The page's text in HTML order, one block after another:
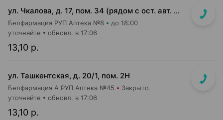
ул. Чкалова, д. 17, пом. 34 (рядом с ост. авт. №100)
Белфармация РУП Аптека №8 до 18:00
13,10 р.
уточняйте обновл. в 17:06
ул. Ташкентская, д. 20/1, пом. 2Н
Белфармация А РУП Аптека №45 Закрыто
13,10 р.
уточняйте обновл. в 17:06